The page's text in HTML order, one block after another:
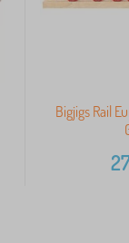
Bigjigs Rail